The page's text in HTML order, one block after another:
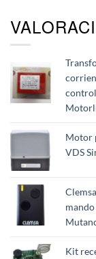
control
Motor
VDS
Kit